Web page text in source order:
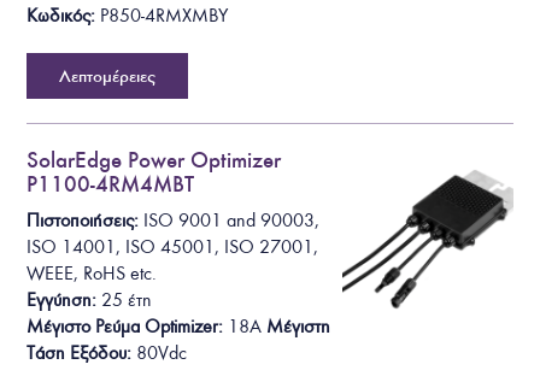
Κωδικός: P850-4RMXMBY
Λεπτομέρειες
SolarEdge Power Optimizer
P1100-4RM4MBT
Πιστοποιήσεις: ISO 9001 and 90003,
ISO 14001, ISO 45001, ISO 27001,
WEEE, RoHSetc.
Εγγύηση: 25 έτη
Μέγιστο Ρεύμα Optimizer: 18A Μέγιστη
Τάση Εξόδου: 80Vdc